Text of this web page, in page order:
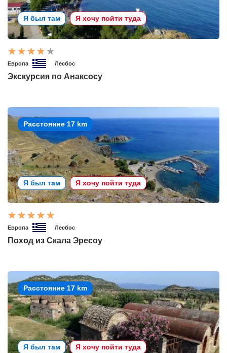
Я был там Я хочу пойти туда
Европа Лесбос
Экскурсия по Анаксосу
Расстояние 17 km
Я был там Я хочу пойти туда
Европа Лесбос
Поход из Скала Эресоу
Расстояние 17 km
Я был там Я хочу пойти туда